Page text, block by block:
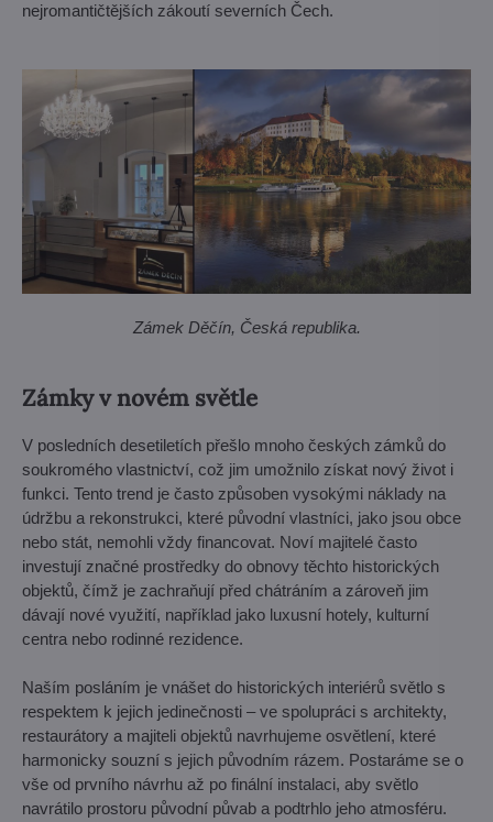
nejromantičtějších zákoutí severních Čech.
Zámek Děčín, Česká republika.
Zámky v novém světle
V posledních desetiletích přešlo mnoho českých zámků do
soukromého vlastnictví, což jim umožnilo získat nový život i
funkci. Tento trend je často způsoben vysokými náklady na
údržbu a rekonstrukci, které původní vlastníci, jako jsou obce
nebo stát, nemohli vždy financovat. Noví majitelé často
investují značné prostředky do obnovy těchto historických
objektů, čímž je zachraňují před chátráním a zároveň jim
dávají nové využití, například jako luxusní hotely, kulturní
centra nebo rodinné rezidence.
Naším posláním je vnášet do historických interiérů světlo s
respektem k jejich jedinečnosti – ve spolupráci s architekty,
restaurátory a majiteli objektů navrhujeme osvětlení, které
harmonicky souzní s jejich původním rázem. Postaráme se o
vše od prvního návrhu až po finální instalaci, aby světlo
navrátilo prostoru původní půvab a podtrhlo jeho atmosféru.